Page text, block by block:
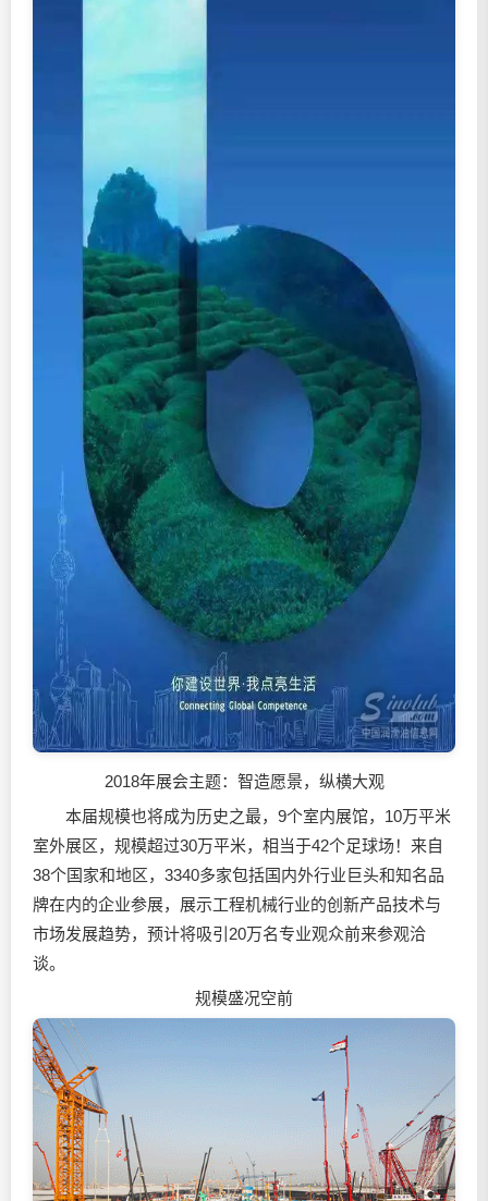
2018年展会主题：智造愿景，纵横大观
本届规模也将成为历史之最，9个室内展馆，10万平米
室外展区，规模超过30万平米，相当于42个足球场！来自
38个国家和地区，3340多家包括国内外行业巨头和知名品
牌在内的企业参展，展示工程机械行业的创新产品技术与
市场发展趋势，预计将吸引20万名专业观众前来参观洽
谈。
规模盛况空前